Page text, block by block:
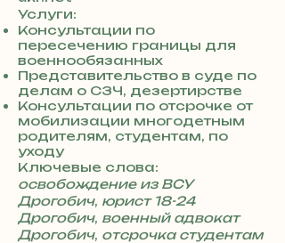
0
7
3
0
4
8
5
7
8
4
Услуги:
Консультации по
пересечению границы для
военнообязанных
Представительство в суде по
делам о СЗЧ, дезертирстве
Консультации по отсрочке от
мобилизации многодетным
родителям, студентам, по
уходу
Ключевые слова:
освобождение из ВСУ
Дрогобич, юрист 18-24
Дрогобич, военный адвокат
Дрогобич, отсрочка студентам